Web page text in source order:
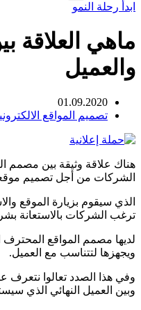
ابدأ رحلة النمو
ماهي العلاقة
والعميل
01.09.2020
تصميم المواقع
هناك علاقة وثيقة بين مصمم
الشركات من أجل تصميم
الذي سيقوم بزيارة الموقع
ترغب الشركات بالاستعانة
لديها مصمم المواقع المحترف
ويجهزها لتتناسب مع العميل.
وفي هذا الصدد تعالوا نتعرف
وبين العميل النهائي الذي